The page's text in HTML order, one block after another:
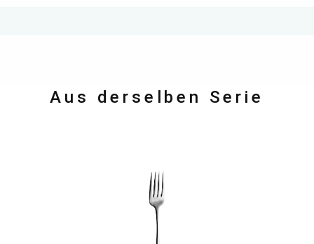
Aus derselben Serie